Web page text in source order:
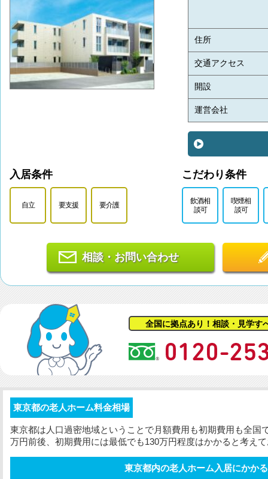
住所
交通アクセス
開設
運営会社
入居条件
自立 要支援 要介護
こだわり条件
飲酒相
談可
喫煙相
談可
相談・お問い合わせ
全国に拠点あり！相談・見学す
東京都の老人ホーム料金相場
東京都は人口過密地域ということで月額費用も初期費用 も全国
万円前後、 初期費用には最低でも130万円程度はかかると考え
東京都内の老人ホーム入居にかか